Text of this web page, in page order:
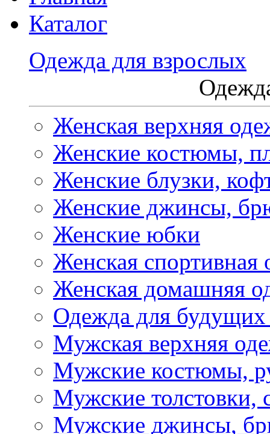
Каталог
Одежда для взрослых
Женская верхняя
Женские костюмы,
Женские блузки,
Женские джинсы,
Женские юбки
Женская спортивная
Женская домашняя
Одежда для
Мужская верхняя
Мужские костюмы,
Мужские толстовки,
Мужские джинсы,